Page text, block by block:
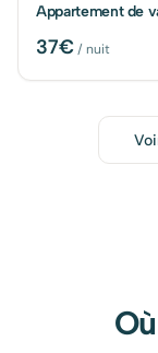
Appartement de
37€/ nuit